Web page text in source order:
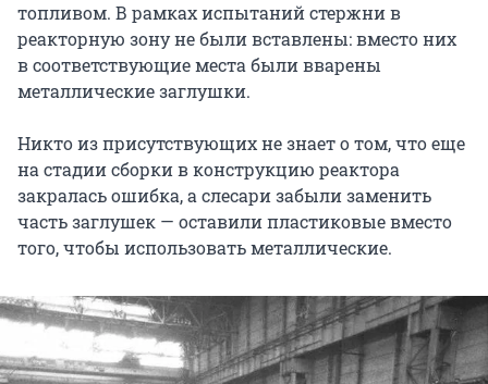
топливом. В рамках испытаний стержни в
реакторную зону не были вставлены: вместо них
в соответствующие места были вварены
металлические заглушки.
Никто из присутствующих не знает о том, что еще
на стадии сборки в конструкцию реактора
закралась ошибка, а слесари забыли заменить
часть заглушек — оставили пластиковые вместо
того, чтобы использовать металлические.